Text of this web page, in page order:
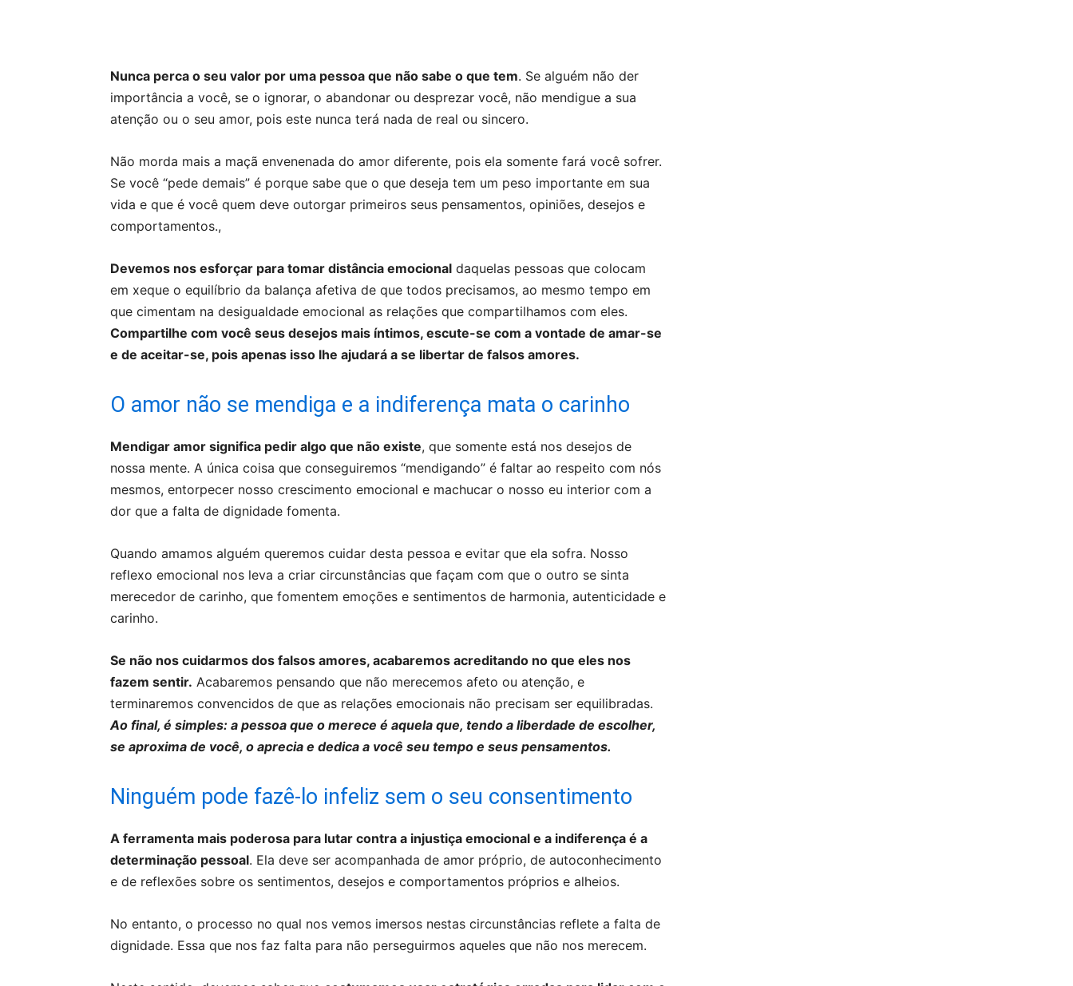
Nunca perca o seu valor por uma pessoa que não sabe o que tem. Se alguém não der
importância a você, se o ignorar, o abandonar ou desprezar você, não mendigue a sua
atenção ou o seu amor, pois este nunca terá nada de real ou sincero.
Não morda mais a maçã envenenada do amor diferente, pois ela somente fará você sofrer.
Se você “pede demais” é porque sabe que o que deseja tem um peso importante em sua
vida e que é você quem deve outorgar primeiros seus pensamentos, opiniões, desejos e
comportamentos.,
Devemos nos esforçar para tomar distância emocional daquelas pessoas que colocam
em xeque o equilíbrio da balança afetiva de que todos precisamos, ao mesmo tempo em
que cimentam na desigualdade emocional as relações que compartilhamos com eles.
Compartilhe com você seus desejos mais íntimos, escute-se com a vontade de amar-se
e de aceitar-se, pois apenas isso lhe ajudará a se libertar de falsos amores.
O amor não se mendiga e a indiferença mata o carinho
Mendigar amor significa pedir algo que não existe, que somente está nos desejos de
nossa mente. A única coisa que conseguiremos “mendigando” é faltar ao respeito com nós
mesmos, entorpecer nosso crescimento emocional e machucar o nosso eu interior com a
dor que a falta de dignidade fomenta.
Quando amamos alguém queremos cuidar desta pessoa e evitar que ela sofra. Nosso
reflexo emocional nos leva a criar circunstâncias que façam com que o outro se sinta
merecedor de carinho, que fomentem emoções e sentimentos de harmonia, autenticidade e
carinho.
Se não nos cuidarmos dos falsos amores, acabaremos acreditando no que eles nos
fazem sentir. Acabaremos pensando que não merecemos afeto ou atenção, e
terminaremos convencidos de que as relações emocionais não precisam ser equilibradas.
Ao final, é simples: a pessoa que o merece é aquela que, tendo a liberdade de escolher,
se aproxima de você, o aprecia e dedica a você seu tempo e seus pensamentos.
Ninguém pode fazê-lo infeliz sem o seu consentimento
A ferramenta mais poderosa para lutar contra a injustiça emocional e a indiferença é a
determinação pessoal. Ela deve ser acompanhada de amor próprio, de autoconhecimento
e de reflexões sobre os sentimentos, desejos e comportamentos próprios e alheios.
No entanto, o processo no qual nos vemos imersos nestas circunstâncias reflete a falta de
dignidade. Essa que nos faz falta para não perseguirmos aqueles que não nos merecem.